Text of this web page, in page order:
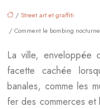
/ Street art et graffiti
/ Comment le bombing
La ville, enveloppée
facette cachée
banales, comme les
fer des commerces et